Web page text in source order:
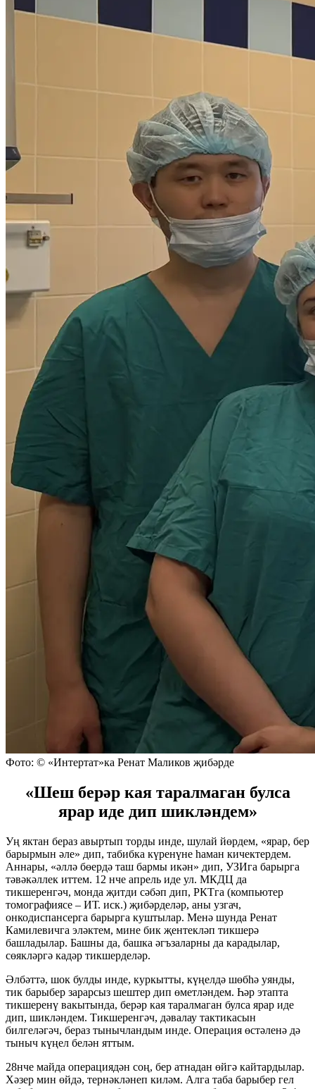
Фото: © «Интертат»ка Ренат Маликов җибәрде
«Шеш берәр кая таралмаган булса
ярар иде дип шикләндем»
Уң яктан бераз авыртып торды инде, шулай йөрдем, «ярар, бер
барырмын әле» дип, табибка күренүне һаман кичектердем.
Аннары, «әллә бөердә таш бармы икән» дип, УЗИга барырга
тәвәкәллек иттем. 12 нче апрель иде ул. МКДЦ да
тикшеренгәч, монда җитди сәбәп дип, РКТга (компьютер
томографиясе – ИТ. иск.) җибәрделәр, аны узгач,
онкодиспансерга барырга куштылар. Менә шунда Ренат
Камилевичга эләктем, мине бик җентекләп тикшерә
башладылар. Башны да, башка әгъзаларны да карадылар,
сөякләргә кадәр тикшерделәр.
Әлбәттә, шок булды инде, куркытты, күңелдә шөбһә уянды,
тик барыбер зарарсыз шештер дип өметләндем. Һәр этапта
тикшеренү вакытында, берәр кая таралмаган булса ярар иде
дип, шикләндем. Тикшеренгәч, дәвалау тактикасын
билгеләгәч, бераз тынычландым инде. Операция өстәленә дә
тыныч күңел белән яттым.
28нче майда операциядән соң, бер атнадан өйгә кайтардылар.
Хәзер мин өйдә, тернәкләнеп киләм. Алга таба барыбер гел